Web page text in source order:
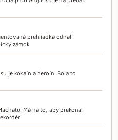
prehliadka odhalí
zámok
je kokaín a heroín. Bola to
Má na to, aby prekonal